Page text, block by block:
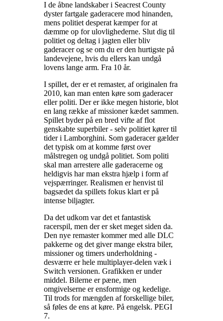
I de åbne landskaber i Seacrest County
dyster fartgale gaderacere mod hinanden,
mens politiet desperat kæmper for at
dæmme op for ulovlighederne. Slut dig til
politiet og deltag i jagten eller bliv
gaderacer og se om du er den hurtigste på
landevejene, hvis du ellers kan undgå
lovens lange arm. Fra 10 år.
I spillet, der er et remaster, af originalen fra
2010, kan man enten køre som gaderacer
eller politi. Der er ikke megen historie, blot
en lang række af missioner kædet sammen.
Spillet byder på en bred vifte af flot
genskabte superbiler - selv politiet kører til
tider i Lamborghini. Som gaderacer gælder
det typisk om at komme først over
målstregen og undgå politiet. Som politi
skal man arrestere alle gaderacerne og
heldigvis har man ekstra hjælp i form af
vejspærringer. Realismen er henvist til
bagsædet da spillets fokus klart er på
intense biljagter.
Da det udkom var det et fantastisk
racerspil, men der er sket meget siden da.
Den nye remaster kommer med alle DLC
pakkerne og det giver mange ekstra biler,
missioner og timers underholdning -
desværre er hele multiplayer-delen væk i
Switch versionen. Grafikken er under
middel. Bilerne er pæne, men
omgivelserne er ensformige og kedelige.
Til trods for mængden af forskellige biler,
så føles de ens at køre. På engelsk. PEGI
7.